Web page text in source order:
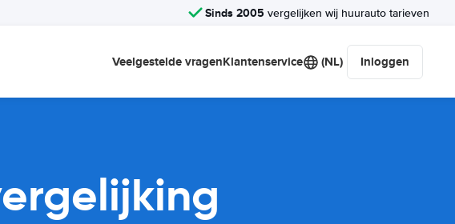
Sinds 2005 vergelijken wij huurauto tarieven
Veelgestelde vragenKlantenservice (NL) Inloggen